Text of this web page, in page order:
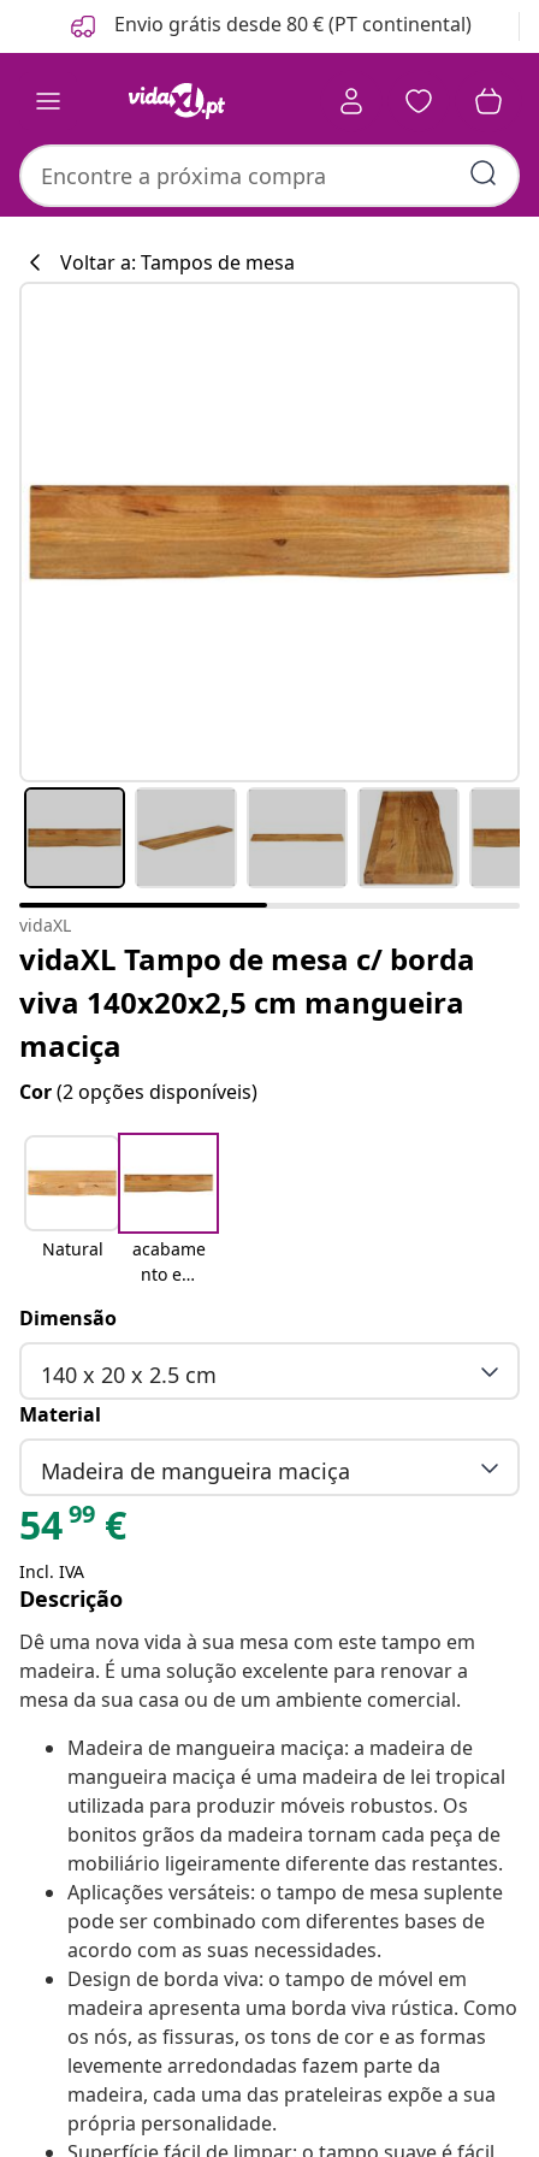
Anterior
Seguinte Envio grátis desde 80 € (PT continental)
Voltar a: Tampos de mesa
vidaXL
vidaXL Tampo de mesa c/ borda
viva 140x20x2,5 cm mangueira
maciça
Cor(2 opções disponíveis)
Natural
acabame
nto em
Dimensão
140 x 20 x 2.5 cm
Material
Madeira de mangueira maciça
5499 €
Incl. IVA
Descrição
Dê uma nova vida à sua mesa com este tampo em
madeira. É uma solução excelente para renovar a
mesa da sua casa ou de um ambiente comercial.
Madeira de mangueira maciça: a madeira de
mangueira maciça é uma madeira de lei tropical
utilizada para produzir móveis robustos. Os
bonitos grãos da madeira tornam cada peça de
mobiliário ligeiramente diferente das restantes.
Aplicações versáteis: o tampo de mesa suplente
pode ser combinado com diferentes bases de
acordo com as suas necessidades.
Design de borda viva: o tampo de móvel em
madeira apresenta uma borda viva rústica. Como
os nós, as fissuras, os tons de cor e as formas
levemente arredondadas fazem parte da
madeira, cada uma das prateleiras expõe a sua
própria personalidade.